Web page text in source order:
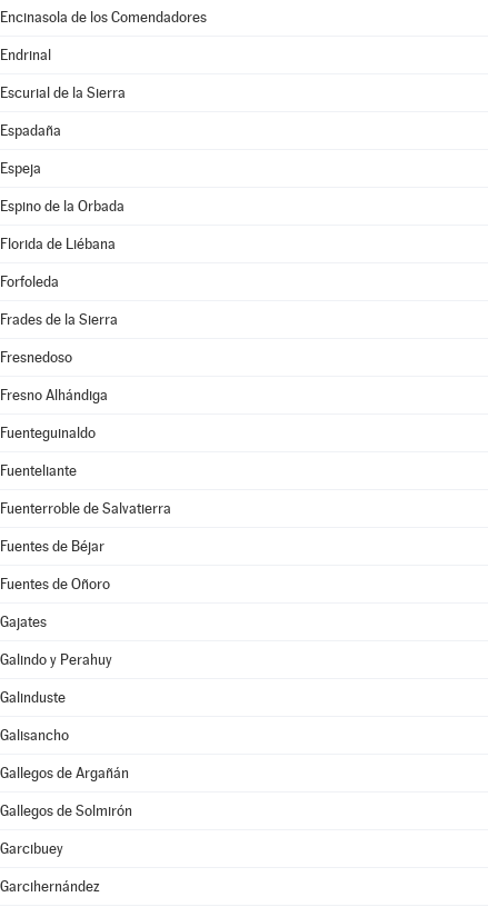
Encinasola de los Comendadores
Endrinal
Escurial de la Sierra
Espadaña
Espeja
Espino de la Orbada
Florida de Liébana
Forfoleda
Frades de la Sierra
Fresnedoso
Fresno Alhándiga
Fuenteguinaldo
Fuenteliante
Fuenterroble de Salvatierra
Fuentes de Béjar
Fuentes de Oñoro
Gajates
Galindo y Perahuy
Galinduste
Galisancho
Gallegos de Argañán
Gallegos de Solmirón
Garcibuey
Garcihernández